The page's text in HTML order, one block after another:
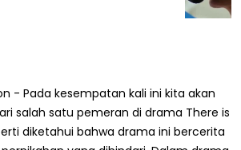
- Pada kesempatan kali ini kita akan
salah satu pemeran di drama There is
diketahui bahwa drama ini bercerita